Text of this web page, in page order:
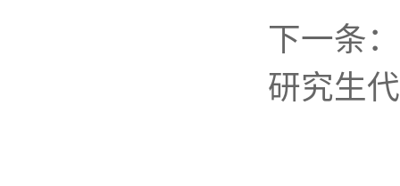
下一条：
研究生